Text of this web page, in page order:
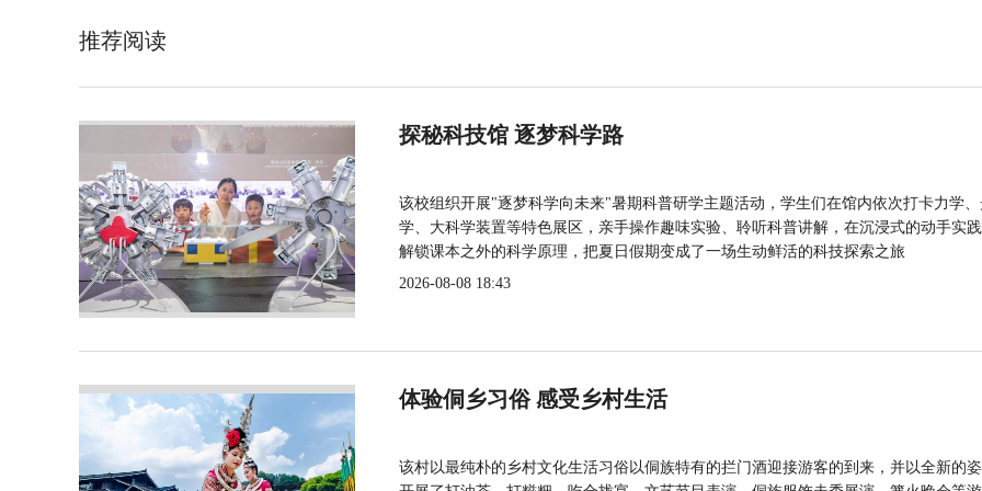
推荐阅读
探秘科技馆 逐梦科学路
该校组织开展"逐梦科学向未来"暑期科普研学主题活动，学生们在馆内依次打卡力学
学、大科学装置等特色展区，亲手操作趣味实验、聆听科普讲解，在沉浸式的动手实
解锁课本之外的科学原理，把夏日假期变成了一场生动鲜活的科技探索之旅
2026-08-08 18:43
体验侗乡习俗 感受乡村生活
该村以最纯朴的乡村文化生活习俗以侗族特有的拦门酒迎接游客的到来，并以全新的